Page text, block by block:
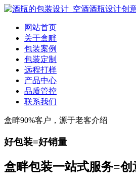
网站首页
关于盒畔
包装案例
包装定制
远程打样
产品中心
品质管控
联系我们
盒畔90%客户，源于老客介绍
好包装=好销量
盒畔包装一站式服务=